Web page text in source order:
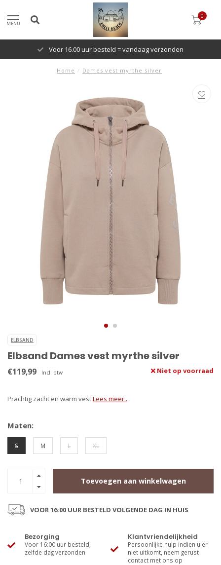
MENU
0
Voor 16.00 uur besteld = vandaag verzonden
Home / Dames vest myrthe silver
ELBSAND
Elbsand Dames vest myrthe silver
€119,99 Incl. btw Niet op voorraad
Prachtig zacht en warm vestLees meer..
Maten:
S M L XL
Toevoegen aan winkelwagen
VOOR 16:00 UUR BESTELD VOLGENDE DAG IN HUIS
Bezorging
Voor 16:00 uur besteld,
zelfde dag verzonden
Klantvriendelijkheid
Persoonlijke hulp indien u er
niet uitkomt, neem gerust
contact met ons op